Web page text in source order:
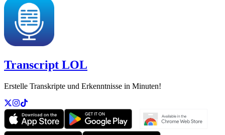
Transcript LOL
Erstelle Transkripte und Erkenntnisse in Minuten!